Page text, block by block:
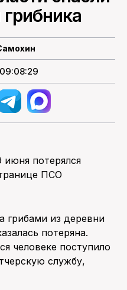
потерялся
ПСО
грибами из деревни
потеряна.
человеке поступило
службу,